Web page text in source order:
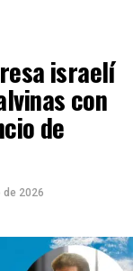
israelí
con
de
de 2026